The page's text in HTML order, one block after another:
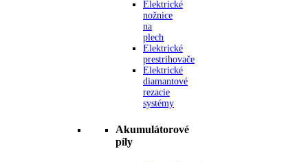
Elektrické
nožnice
na
plech
Elektrické
prestrihovače
Elektrické
diamantové
rezacie
systémy
Akumulátorové
píly